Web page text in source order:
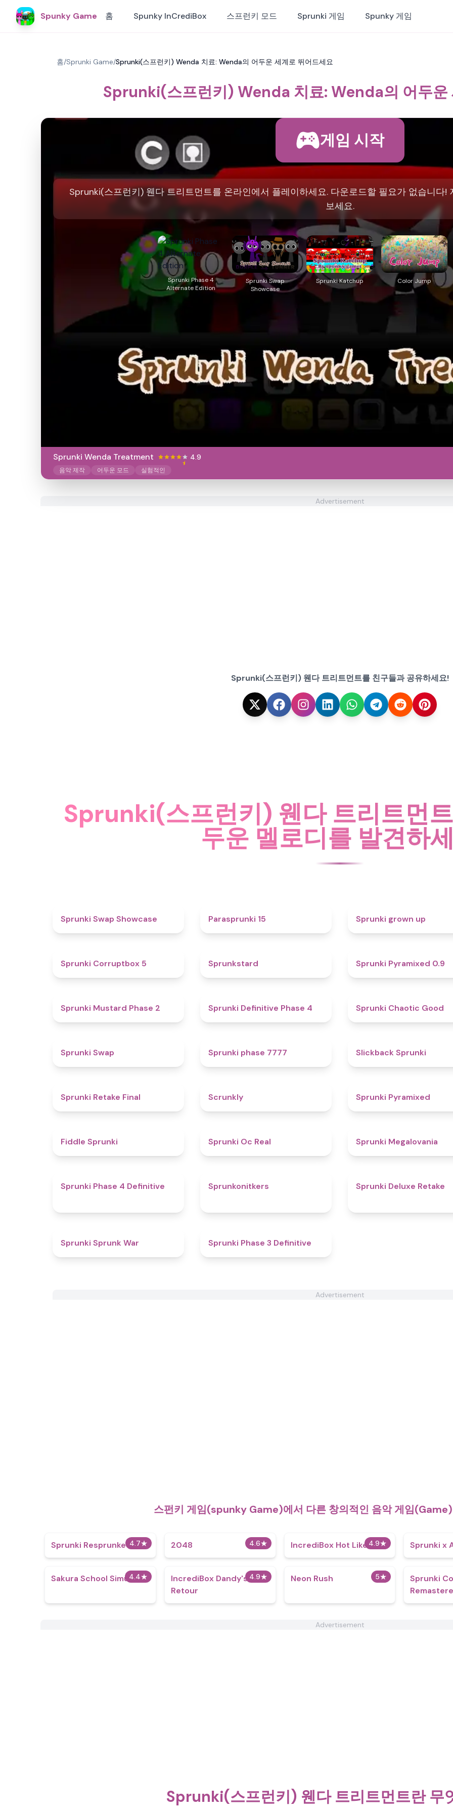
Spunky Game 홈 Spunky InCrediBox 스프런키 모드 Sprunki 게임 Spunky 게임
홈/Sprunki Game/Sprunki(스프런키) Wenda 치료: Wenda의 어두운 세계로 뛰어드세요
Sprunki(스프런키) Wenda 치료: Wenda의 어두운
게임 시작
Sprunki(스프런키) 웬다 트리트먼트를 온라인에서 플레이하세요. 다운로드할 필요가 없습니다
보세요.
Sprunki Phase 4
Alternate Edition
Sprunki Swap
Showcase
Sprunki Katchup Color Jump
Sprunki Wenda Treatment 4.9
음악 제작 어두운 모드 실험적인
Advertisement
Sprunki(스프런키) 웬다 트리트먼트를 친구들과 공유하세요!
Sprunki(스프런키) 웬다 트리트먼
두운 멜로디를 발견하
Sprunki Swap Showcase Parasprunki 15 Sprunki grown up
Sprunki Corruptbox 5 Sprunkstard Sprunki Pyramixed 0.9
Sprunki Mustard Phase 2 Sprunki Definitive Phase 4 Sprunki Chaotic Good
Sprunki Swap Sprunki phase 7777 Slickback Sprunki
Sprunki Retake Final Scrunkly Sprunki Pyramixed
Fiddle Sprunki Sprunki Oc Real Sprunki Megalovania
Sprunki Phase 4 Definitive Sprunkonitkers Sprunki Deluxe Retake
Sprunki Sprunk War Sprunki Phase 3 Definitive
Advertisement
스펀키 게임(spunky Game)에서 다른 창의적인 음악 게임
4.7★
Sprunki Resprunked 4.6★
2048 4.9★
IncrediBox Hot Like Lava Sprunki x
4.4★
Sakura School Simulator 4.9★
IncrediBox Dandy's
Retour
5★
Neon Rush
Sprunki
Advertisement
Sprunki(스프런키) 웬다 트리트먼트란 무